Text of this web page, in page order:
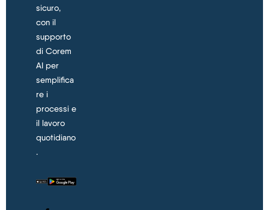
sicuro,
con il
supporto
di Corem
AI per
semplifica
re i
processi e
il lavoro
quotidiano
.